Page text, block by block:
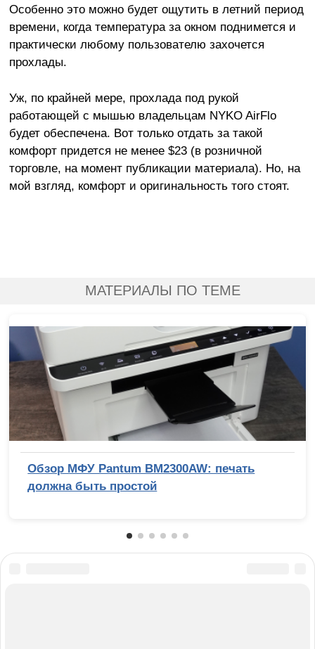
Особенно это можно будет ощутить в летний период
времени, когда температура за окном поднимется и
практически любому пользователю захочется
прохлады.
Уж, по крайней мере, прохлада под рукой
работающей с мышью владельцам NYKO AirFlo
будет обеспечена. Вот только отдать за такой
комфорт придется не менее $23 (в розничной
торговле, на момент публикации материала). Но, на
мой взгляд, комфорт и оригинальность того стоят.
МАТЕРИАЛЫ ПО ТЕМЕ
Обзор МФУ Pantum BM2300AW: печать
должна быть простой